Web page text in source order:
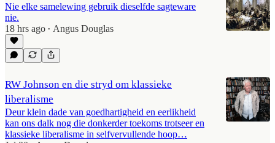
Nie elke samelewing gebruik dieselfde sagteware
nie.
18 hrs ago • Angus Douglas
RW Johnson en die stryd om klassieke
liberalisme
Deur klein dade van goedhartigheid en eerlikheid
kan ons dalk nog die donkerder toekoms trotseer en
klassieke liberalisme in selfvervullende hoop…